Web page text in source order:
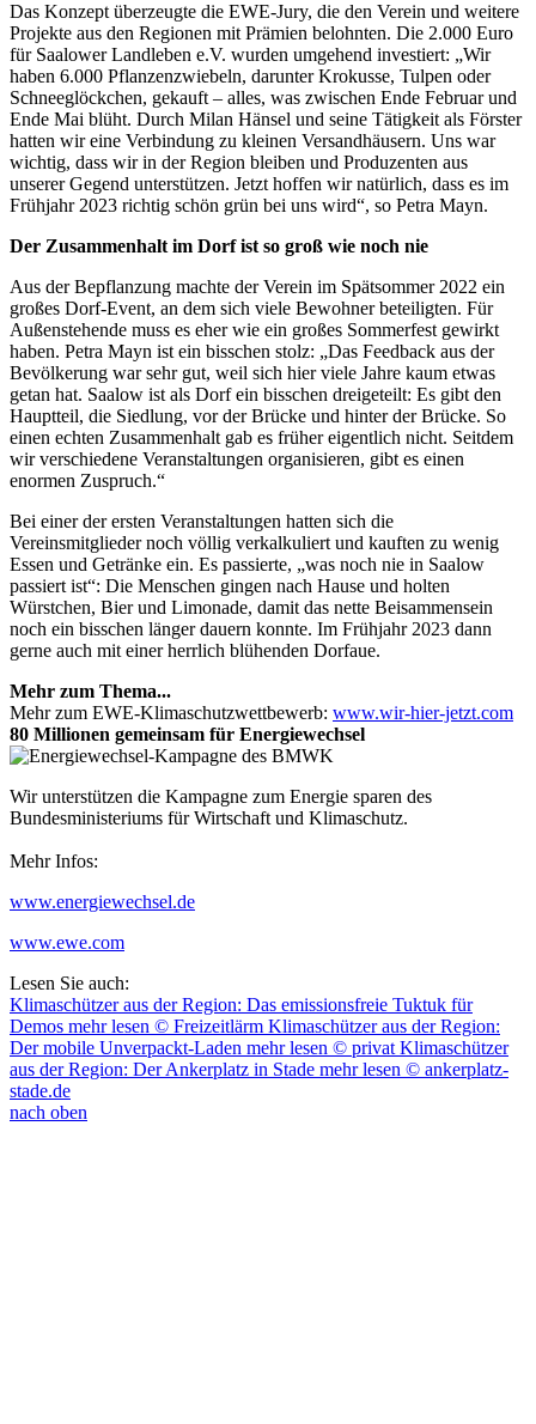
Das Konzept überzeugte die EWE-Jury, die den Verein und weitere
Projekte aus den Regionen mit Prämien belohnten. Die 2.000 Euro
für Saalower Landleben e.V. wurden umgehend investiert: „Wir
haben 6.000 Pflanzenzwiebeln, darunter Krokusse, Tulpen oder
Schneeglöckchen, gekauft – alles, was zwischen Ende Februar und
Ende Mai blüht. Durch Milan Hänsel und seine Tätigkeit als Förster
hatten wir eine Verbindung zu kleinen Versandhäusern. Uns war
wichtig, dass wir in der Region bleiben und Produzenten aus
unserer Gegend unterstützen. Jetzt hoffen wir natürlich, dass es im
Frühjahr 2023 richtig schön grün bei uns wird“, so Petra Mayn.
Der Zusammenhalt im Dorf ist so groß wie noch nie
Aus der Bepflanzung machte der Verein im Spätsommer 2022 ein
großes Dorf-Event, an dem sich viele Bewohner beteiligten. Für
Außenstehende muss es eher wie ein großes Sommerfest gewirkt
haben. Petra Mayn ist ein bisschen stolz: „Das Feedback aus der
Bevölkerung war sehr gut, weil sich hier viele Jahre kaum etwas
getan hat. Saalow ist als Dorf ein bisschen dreigeteilt: Es gibt den
Hauptteil, die Siedlung, vor der Brücke und hinter der Brücke. So
einen echten Zusammenhalt gab es früher eigentlich nicht. Seitdem
wir verschiedene Veranstaltungen organisieren, gibt es einen
enormen Zuspruch.“
Bei einer der ersten Veranstaltungen hatten sich die
Vereinsmitglieder noch völlig verkalkuliert und kauften zu wenig
Essen und Getränke ein. Es passierte, „was noch nie in Saalow
passiert ist“: Die Menschen gingen nach Hause und holten
Würstchen, Bier und Limonade, damit das nette Beisammensein
noch ein bisschen länger dauern konnte. Im Frühjahr 2023 dann
gerne auch mit einer herrlich blühenden Dorfaue.
Mehr zum Thema...
Mehr zum EWE-Klimaschutzwettbewerb: www.wir-hier-jetzt.com
80 Millionen gemeinsam für Energiewechsel
Wir unterstützen die Kampagne zum Energie sparen des
Bundesministeriums für Wirtschaft und Klimaschutz.
Mehr Infos:
www.energiewechsel.de
www.ewe.com
Lesen Sie auch:
Klimaschützer aus der Region: Das emissionsfreie Tuktuk für
Demos mehr lesen © Freizeitlärm Klimaschützer aus der Region:
Der mobile Unverpackt-Laden mehr lesen © privat Klimaschützer
aus der Region: Der Ankerplatz in Stade mehr lesen © ankerplatz-
stade.de
nach oben